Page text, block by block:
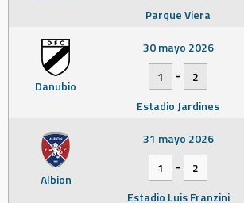
Parque Viera
Danubio
30 mayo 2026
1
-
2
Estadio Jardines
Albion
31 mayo 2026
1
-
2
Estadio Luis Franzini